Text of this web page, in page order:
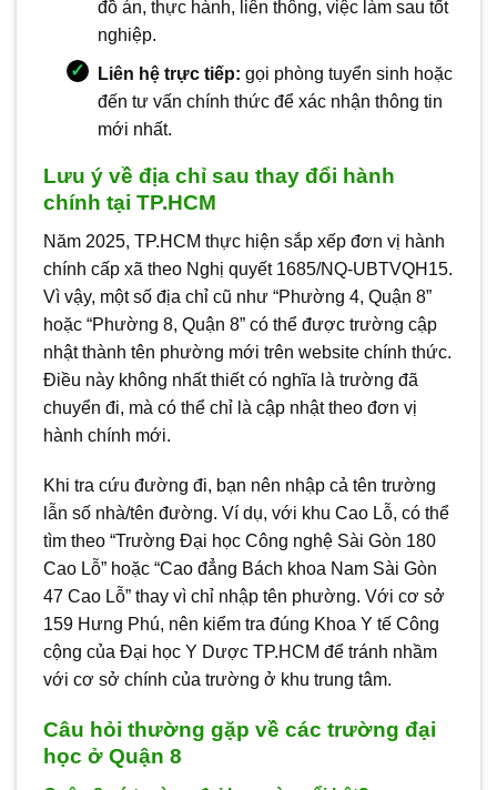
đồ án, thực hành, liên thông, việc làm sau tốt
nghiệp.
Liên hệ trực tiếp: gọi phòng tuyển sinh hoặc
đến tư vấn chính thức để xác nhận thông tin
mới nhất.
Lưu ý về địa chỉ sau thay đổi hành
chính tại TP.HCM
Năm 2025, TP.HCM thực hiện sắp xếp đơn vị hành
chính cấp xã theo Nghị quyết 1685/NQ-UBTVQH15.
Vì vậy, một số địa chỉ cũ như “Phường 4, Quận 8”
hoặc “Phường 8, Quận 8” có thể được trường cập
nhật thành tên phường mới trên website chính thức.
Điều này không nhất thiết có nghĩa là trường đã
chuyển đi, mà có thể chỉ là cập nhật theo đơn vị
hành chính mới.
Khi tra cứu đường đi, bạn nên nhập cả tên trường
lẫn số nhà/tên đường. Ví dụ, với khu Cao Lỗ, có thể
tìm theo “Trường Đại học Công nghệ Sài Gòn 180
Cao Lỗ” hoặc “Cao đẳng Bách khoa Nam Sài Gòn
47 Cao Lỗ” thay vì chỉ nhập tên phường. Với cơ sở
159 Hưng Phú, nên kiểm tra đúng Khoa Y tế Công
cộng của Đại học Y Dược TP.HCM để tránh nhầm
với cơ sở chính của trường ở khu trung tâm.
Câu hỏi thường gặp về các trường đại
học ở Quận 8